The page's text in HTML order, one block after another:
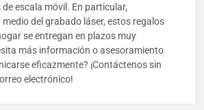
escala móvil. En particular,
del grabado láser, estos regalos
se entregan en plazos muy
más información o asesoramiento
eficazmente? ¡Contáctenos sin
electrónico!